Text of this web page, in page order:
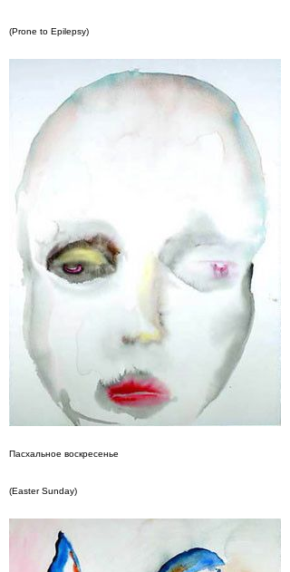
(Prone to Epilepsy)
Пасхальное воскресенье
(Easter Sunday)